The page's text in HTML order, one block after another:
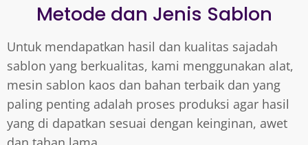
Metode dan Jenis Sablon
Untuk mendapatkan hasil dan kualitas sajadah
sablon yang berkualitas, kami menggunakan alat,
mesin sablon kaos dan bahan terbaik dan yang
paling penting adalah proses produksi agar hasil
yang di dapatkan sesuai dengan keinginan, awet